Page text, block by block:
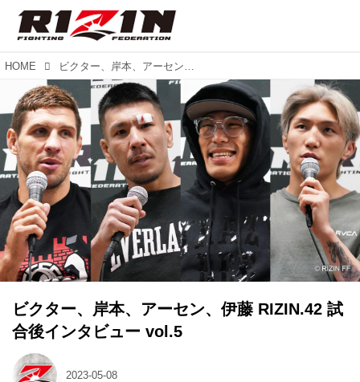
HOME ビクター、岸本、アーセン、伊藤 RIZIN.42 試合後インタビュー vol.5
ビクター、岸本、アーセン、伊藤 RIZIN.42 試
合後インタビュー vol.5
2023-05-08